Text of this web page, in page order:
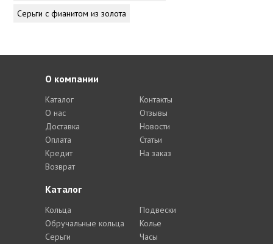
Серьги с фианитом из золота
Каталог
Кольца
Обручальные кольца
Серьги
Подвески
Колье
Часы
О компании
Каталог
О нас
Доставка
Оплата
Кредит
Возврат
Контакты
Отзывы
Новости
Статьи
На заказ